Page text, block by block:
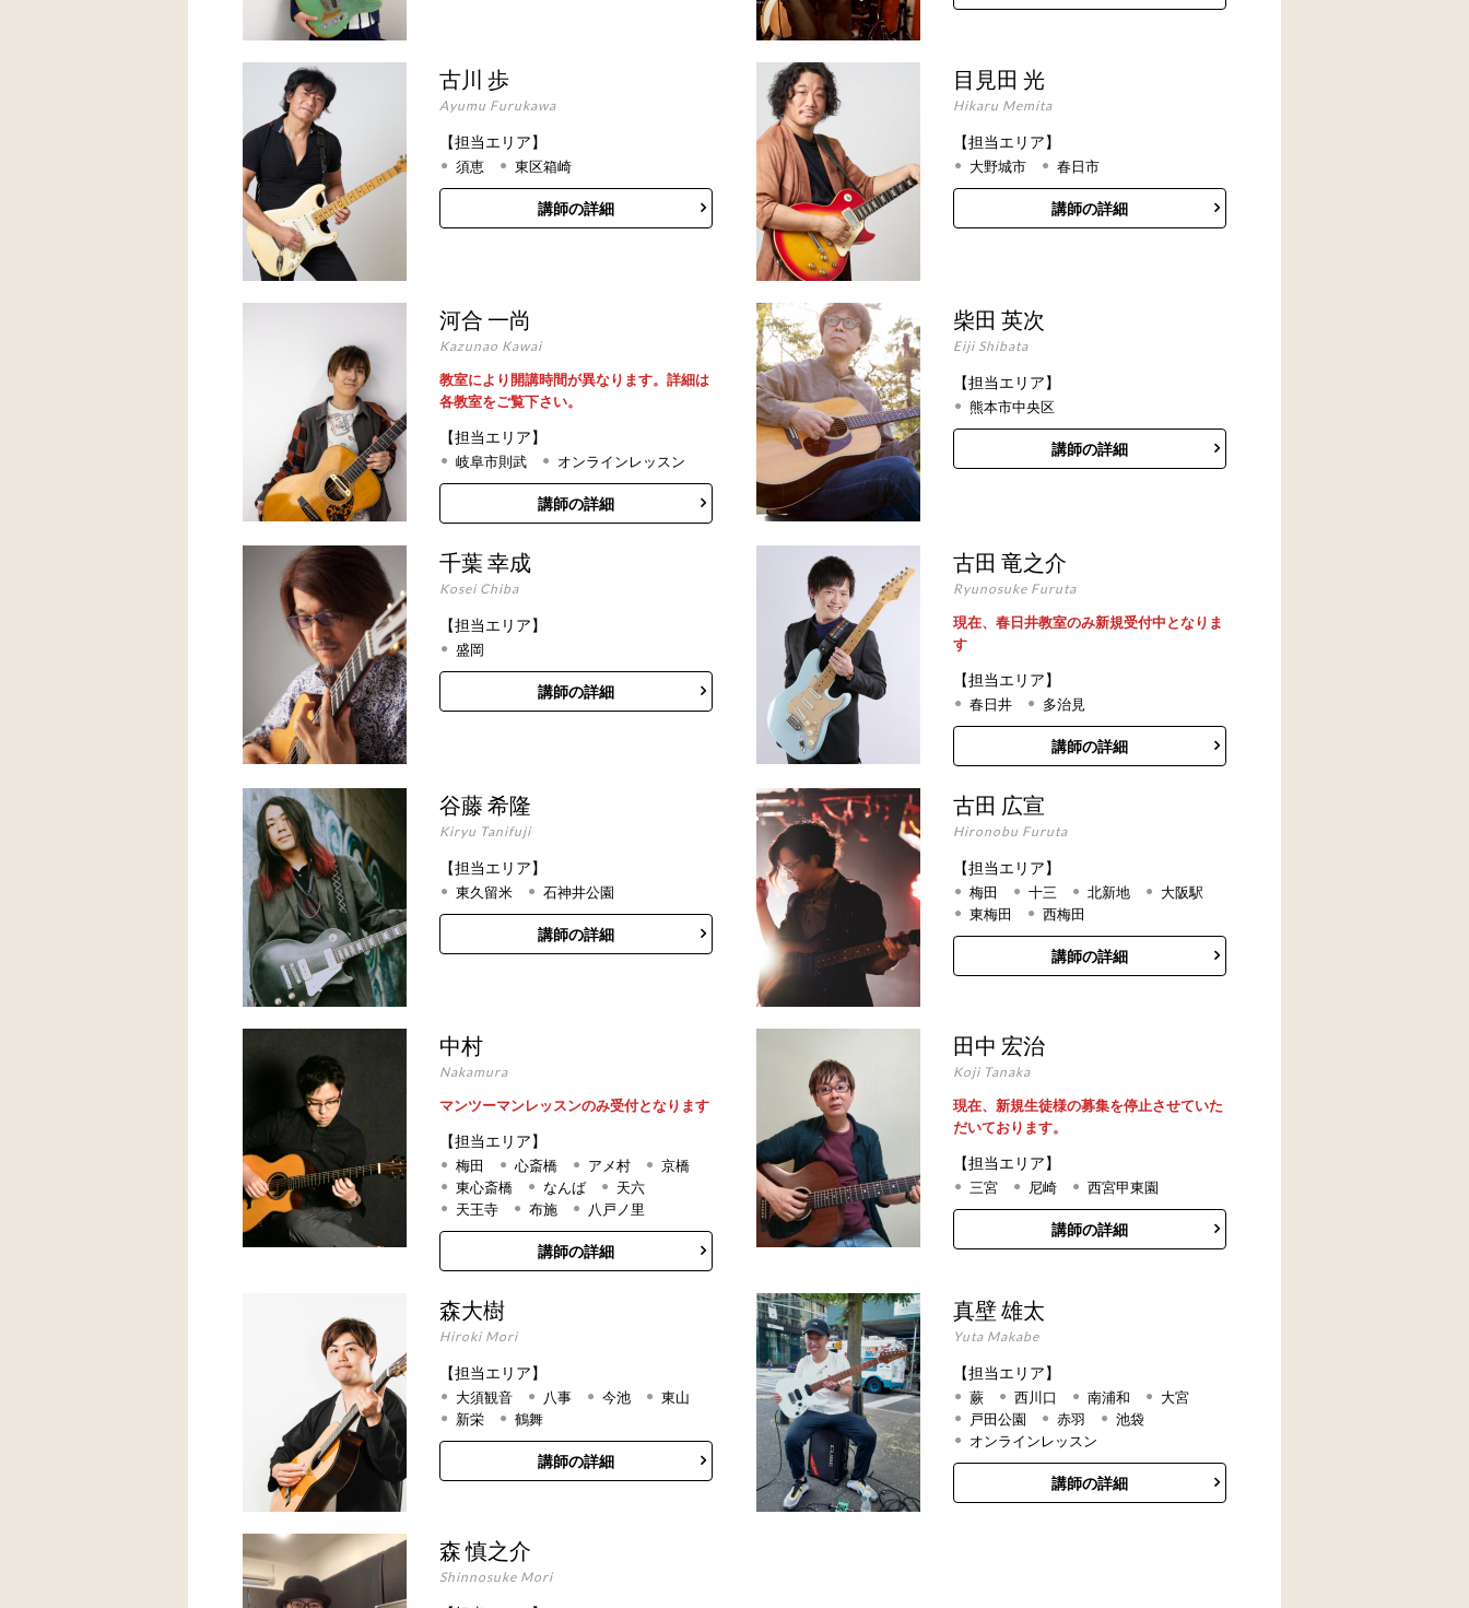
古川 歩
Ayumu Furukawa
【担当エリア】
須恵 東区箱崎
講師の詳細
目見田 光
Hikaru Memita
【担当エリア】
大野城市 春日市
講師の詳細
河合 一尚
Kazunao Kawai
教室により開講時間が異なります。詳細は
各教室をご覧下さい。
【担当エリア】
岐阜市則武 オンラインレッスン
講師の詳細
柴田 英次
Eiji Shibata
【担当エリア】
熊本市中央区
講師の詳細
千葉 幸成
Kosei Chiba
【担当エリア】
盛岡
講師の詳細
古田 竜之介
Ryunosuke Furuta
現在、春日井教室のみ新規受付中となりま
す
【担当エリア】
春日井 多治見
講師の詳細
谷藤 希隆
Kiryu Tanifuji
【担当エリア】
東久留米 石神井公園
講師の詳細
古田 広宣
Hironobu Furuta
【担当エリア】
梅田 十三 北新地
大阪駅
東梅田
西梅田
講師の詳細
中村
Nakamura
マンツーマンレッスンのみ受付となります
【担当エリア】
梅田 心斎橋 アメ村
京橋
東心斎橋
なんば
天六
天王寺
布施 八戸ノ里
講師の詳細
田中 宏治
Koji Tanaka
現在、新規生徒様の募集を停止させていた
だいております。
【担当エリア】
三宮 尼崎 西宮甲東園
講師の詳細
森大樹
Hiroki Mori
【担当エリア】
大須観音 八事 今池
東山
新栄
鶴舞
講師の詳細
真壁 雄太
Yuta Makabe
【担当エリア】
蕨 西川口 南浦和
大宮
戸田公園
赤羽
池袋
オンラインレッスン
講師の詳細
森 慎之介
Shinnosuke Mori